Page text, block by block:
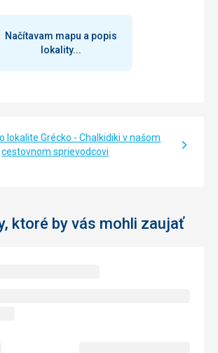
Načítavam mapu a popis
lokality...
lokalite Grécko - Chalkidiki v našom
cestovnom sprievodcovi
ktoré by vás mohli zaujať